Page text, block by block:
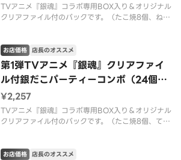
TVアニメ『銀魂』コラボ専用BOX入り＆オリジナル
クリアファイル付のパックです。（たこ焼8個、ねぎ
第1弾TVアニメ『銀魂』クリアファイ
ル付銀だこパーティーコンボ（24個入
り）
お店価格 店長のオススメ
¥2,257
TVアニメ『銀魂』コラボ専用BOX入り＆オリジナル
クリアファイル付のパックです。（たこ焼8個、てり
お店価格 店長のオススメ